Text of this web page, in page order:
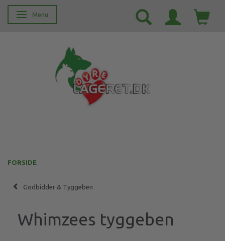
Skifte navigation
Menu
FORSIDE
Godbidder & Tyggeben
Whimzees tyggeben